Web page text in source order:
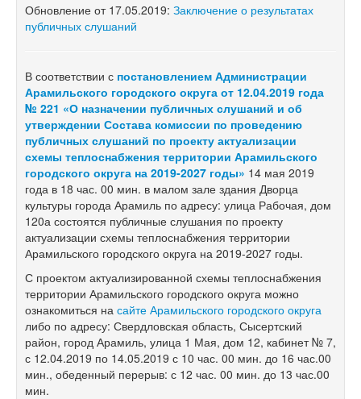
Обновление от 17.05.2019: Заключение о результатах
публичных слушаний
В соответствии с постановлением Администрации
Арамильского городского округа от 12.04.2019 года
№ 221 «О назначении публичных слушаний и об
утверждении Состава комиссии по проведению
публичных слушаний по проекту актуализации
схемы теплоснабжения территории Арамильского
городского округа на 2019-2027 годы» 14 мая 2019
года в 18 час. 00 мин. в малом зале здания Дворца
культуры города Арамиль по адресу: улица Рабочая, дом
120а состоятся публичные слушания по проекту
актуализации схемы теплоснабжения территории
Арамильского городского округа на 2019-2027 годы.
С проектом актуализированной схемы теплоснабжения
территории Арамильского городского округа можно
ознакомиться на сайте Арамильского городского округа
либо по адресу: Свердловская область, Сысертский
район, город Арамиль, улица 1 Мая, дом 12, кабинет № 7,
с 12.04.2019 по 14.05.2019 с 10 час. 00 мин. до 16 час.00
мин., обеденный перерыв: с 12 час. 00 мин. до 13 час.00
мин.